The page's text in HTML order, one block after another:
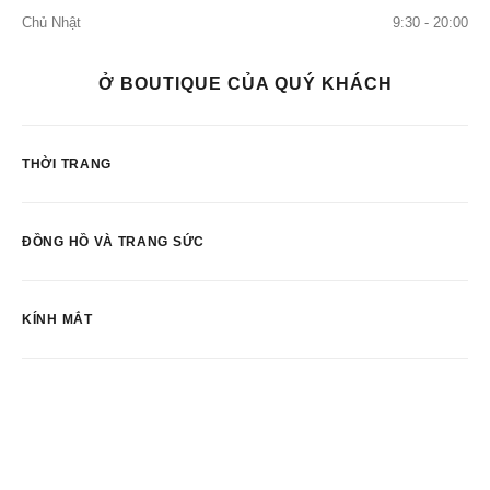
Chủ Nhật
9:30 - 20:00
Ở BOUTIQUE CỦA QUÝ KHÁCH
THỜI TRANG
ĐỒNG HỒ VÀ TRANG SỨC
KÍNH MẮT